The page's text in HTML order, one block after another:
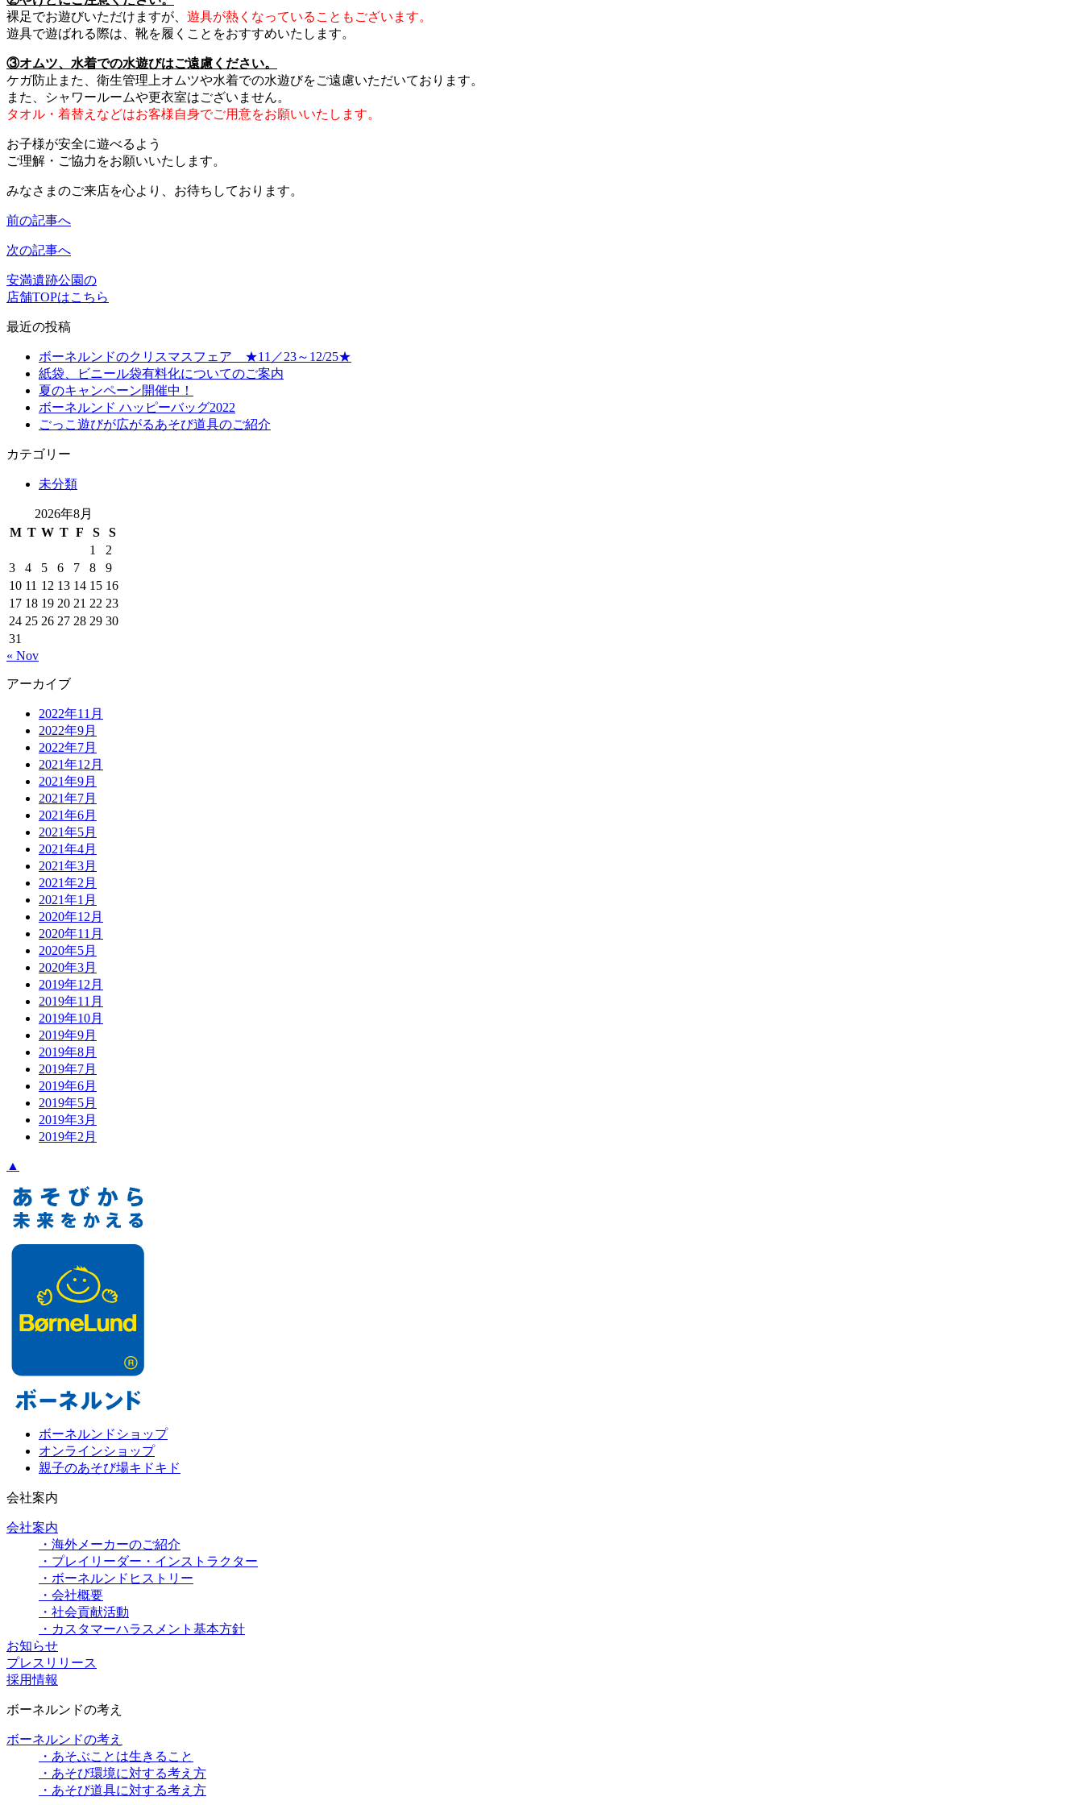
裸足でお遊びいただけますが、 遊具が熱くなっていることもございます。
遊具で遊ばれる際は、靴を履くことをおすすめいたします。
③オムツ、水着での水遊びはご遠慮ください。
ケガ防止また、衛生管理上オムツや水着での水遊びをご遠慮いただいております。
また、シャワールームや更衣室はございません。
タオル・着替えなどはお客様自身でご用意をお願いいたします。
お子様が安全に遊べるよう
ご理解・ご協力をお願いいたします。
みなさまのご来店を心より、お待ちしております。
前の記事へ
次の記事へ
安満遺跡公園の
店舗TOPはこちら
最近の投稿
ボーネルンドのクリスマスフェア ★11／23～12/25★
紙袋、ビニール袋有料化についてのご案内
夏のキャンペーン開催中！
ボーネルンド ハッピーバッグ2022
ごっこ遊びが広がるあそび道具のご紹介
カテゴリー
未分類
2026年8月
M T W T F S
S
1
2
3
4 5 6 7 8
9
10 11 12 13 14 15 16
17 18 19 20 21 22 23
24 25 26 27 28 29 30
31
« Nov
アーカイブ
2022年11月
2022年9月
2022年7月
2021年12月
2021年9月
2021年7月
2021年6月
2021年5月
2021年4月
2021年3月
2021年2月
2021年1月
2020年12月
2020年11月
2020年5月
2020年3月
2019年12月
2019年11月
2019年10月
2019年9月
2019年8月
2019年7月
2019年6月
2019年5月
2019年3月
2019年2月
▲
ボーネルンドショップ
オンラインショップ
親子のあそび場キドキド
会社案内
会社案内
・海外メーカーのご紹介
・プレイリーダー・インストラクター
・ボーネルンドヒストリー
・会社概要
・社会貢献活動
・カスタマーハラスメント基本方針
お知らせ
プレスリリース
採用情報
ボーネルンドの考え
ボーネルンドの考え
・あそぶことは生きること
・あそび環境に対する考え方
・あそび道具に対する考え方